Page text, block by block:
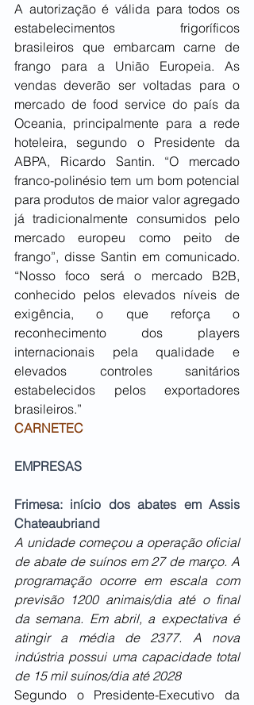
A autorização é válida para todos os
estabelecimentos frigoríficos
brasileiros que embarcam carne de
frango para a União Europeia. As
vendas deverão ser voltadas para o
mercado de food service do país da
Oceania, principalmente para a rede
hoteleira, segundo o Presidente da
ABPA, Ricardo Santin. “O mercado
franco-polinésio tem um bom potencial
para produtos de maior valor agregado
já tradicionalmente consumidos pelo
mercado europeu como peito de
frango”, disse Santin em comunicado.
“Nosso foco será o mercado B2B,
conhecido pelos elevados níveis de
exigência, o que reforça o
reconhecimento dos players
internacionais pela qualidade e
elevados controles sanitários
estabelecidos pelos exportadores
brasileiros.”
CARNETEC
EMPRESAS
Frimesa: início dos abates em Assis
Chateaubriand
A unidade começou a operação oficial
de abate de suínos em 27 de março. A
programação ocorre em escala com
previsão 1200 animais/dia até o final
da semana. Em abril, a expectativa é
atingir a média de 2377. A nova
indústria possui uma capacidade total
de 15 mil suínos/dia até 2028
Segundo o Presidente-Executivo da